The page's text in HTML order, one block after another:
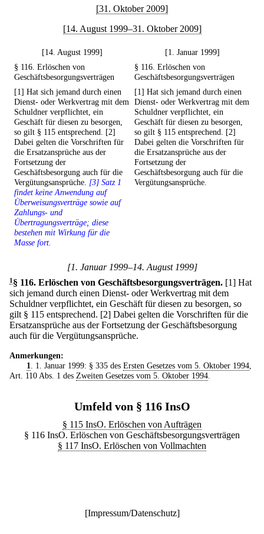
[31. Oktober 2009]
[14. August 1999–31. Oktober 2009]
[14. August 1999]
[1. Januar 1999]
§ 116. Erlöschen von
Geschäftsbesorgungsverträgen
§ 116. Erlöschen von
Geschäftsbesorgungsverträgen
[1] Hat sich jemand durch einen
Dienst- oder Werkvertrag mit dem
Schuldner verpflichtet, ein
Geschäft für diesen zu besorgen,
so gilt § 115 entsprechend. [2]
Dabei gelten die Vorschriften für
die Ersatzansprüche aus der
Fortsetzung der
Geschäftsbesorgung auch für die
Vergütungsansprüche. [3] Satz 1
findet keine Anwendung auf
Überweisungsverträge sowie auf
Zahlungs- und
Übertragungsverträge; diese
bestehen mit Wirkung für die
Masse fort.
[1] Hat sich jemand durch einen
Dienst- oder Werkvertrag mit dem
Schuldner verpflichtet, ein
Geschäft für diesen zu besorgen,
so gilt § 115 entsprechend. [2]
Dabei gelten die Vorschriften für
die Ersatzansprüche aus der
Fortsetzung der
Geschäftsbesorgung auch für die
Vergütungsansprüche.
[1. Januar 1999–14. August 1999]
1§ 116. Erlöschen von Geschäftsbesorgungsverträgen. [1] Hat
sich jemand durch einen Dienst- oder Werkvertrag mit dem
Schuldner verpflichtet, ein Geschäft für diesen zu besorgen, so
gilt § 115 entsprechend. [2] Dabei gelten die Vorschriften für die
Ersatzansprüche aus der Fortsetzung der Geschäftsbesorgung
auch für die Vergütungsansprüche.
Anmerkungen:
1. 1. Januar 1999: § 335 des Ersten Gesetzes vom 5. Oktober 1994,
Art. 110 Abs. 1 des Zweiten Gesetzes vom 5. Oktober 1994.
Umfeld von § 116 InsO
§ 115 InsO. Erlöschen von Aufträgen
§ 116 InsO. Erlöschen von Geschäftsbesorgungsverträgen
§ 117 InsO. Erlöschen von Vollmachten
[Impressum/Datenschutz]